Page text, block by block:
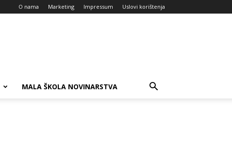
O nama Marketing Impressum Uslovi korištenja
MALA ŠKOLA NOVINARSTVA